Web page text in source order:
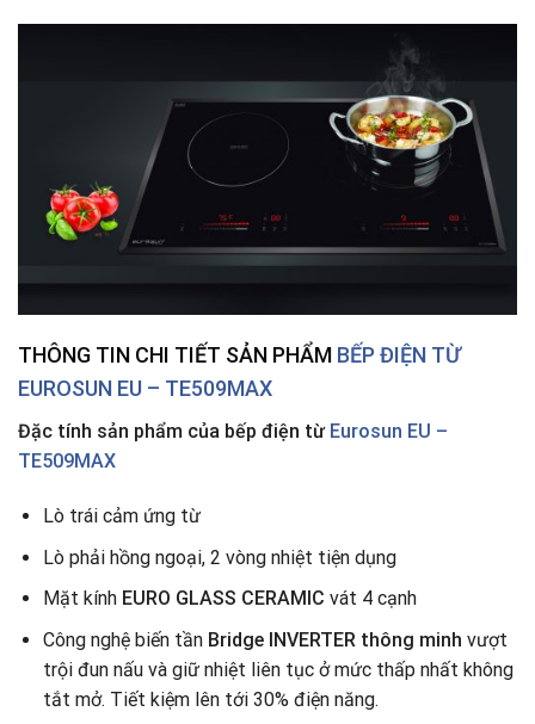
THÔNG TIN CHI TIẾT SẢN PHẨM BẾP ĐIỆN TỪ
EUROSUN EU – TE509MAX
Đặc tính sản phẩm của bếp điện từ Eurosun EU –
TE509MAX
Lò trái cảm ứng từ
Lò phải hồng ngoại, 2 vòng nhiệt tiện dụng
Mặt kính EURO GLASS CERAMIC vát 4 cạnh
Công nghệ biến tần Bridge INVERTER thông minh vượt
trội đun nấu và giữ nhiệt liên tục ở mức thấp nhất không
tắt mở. Tiết kiệm lên tới 30% điện năng.